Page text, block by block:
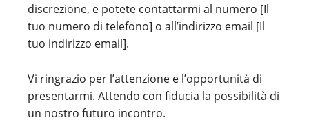
discrezione, e potete contattarmi al numero [Il
tuo numero di telefono] o all’indirizzo email [Il
tuo indirizzo email].
Vi ringrazio per l’attenzione e l’opportunità di
presentarmi. Attendo con fiducia la possibilità di
un nostro futuro incontro.